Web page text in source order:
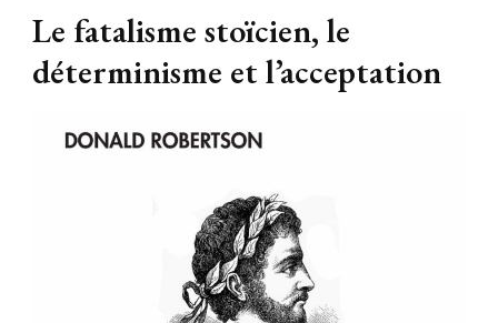
Le fatalisme stoïcien, le
déterminisme et l’acceptation